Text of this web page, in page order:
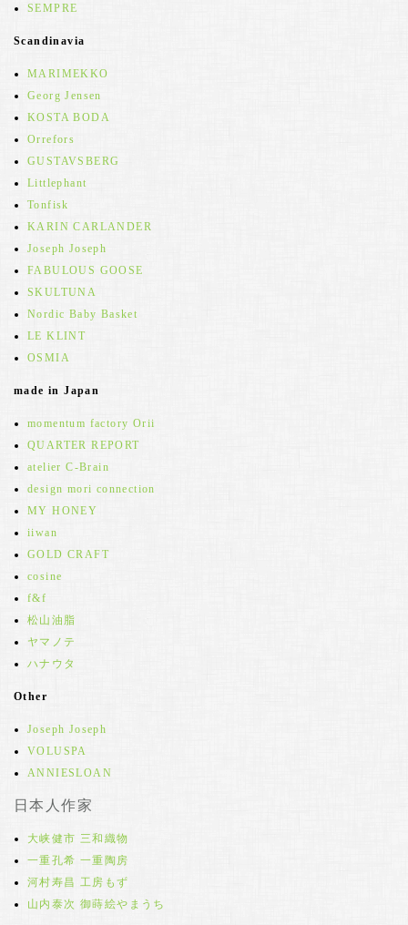
SEMPRE
Scandinavia
MARIMEKKO
Georg Jensen
KOSTA BODA
Orrefors
GUSTAVSBERG
Littlephant
Tonfisk
KARIN CARLANDER
Joseph Joseph
FABULOUS GOOSE
SKULTUNA
Nordic Baby Basket
LE KLINT
OSMIA
made in Japan
momentum factory Orii
QUARTER REPORT
atelier C-Brain
design mori connection
MY HONEY
iiwan
GOLD CRAFT
cosine
f&f
松山油脂
ヤマノテ
ハナウタ
Other
Joseph Joseph
VOLUSPA
ANNIESLOAN
日本人作家
大峡健市 三和織物
一重孔希 一重陶房
河村寿昌 工房もず
山内泰次 御蒔絵やまうち